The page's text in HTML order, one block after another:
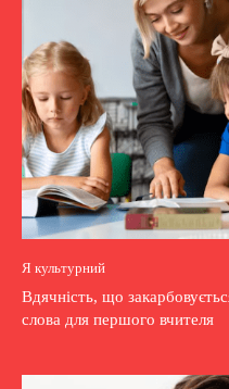
Я культурний
Вдячність, що
слова для першого вчителя